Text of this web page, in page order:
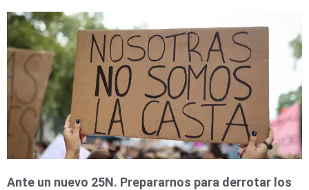
Ante un nuevo 25N. Prepararnos para derrotar los